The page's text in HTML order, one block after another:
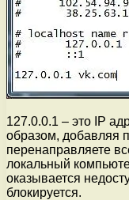
127.0.0.1 – это IP
образом, добавляя
перенаправляете
локальный
оказывается
блокируется.